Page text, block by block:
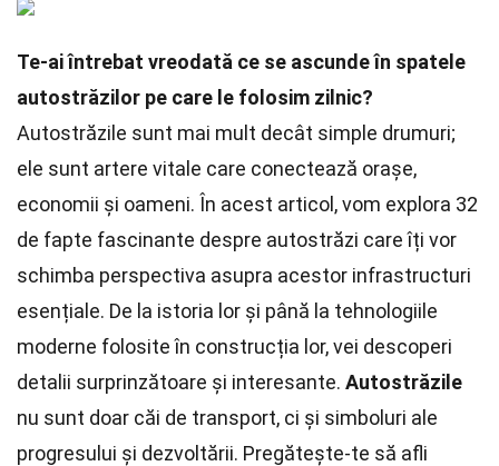
Te-ai întrebat vreodată ce se ascunde în spatele
autostrăzilor pe care le folosim zilnic?
Autostrăzile sunt mai mult decât simple drumuri;
ele sunt artere vitale care conectează orașe,
economii și oameni. În acest articol, vom explora 32
de fapte fascinante despre autostrăzi care îți vor
schimba perspectiva asupra acestor infrastructuri
esențiale. De la istoria lor și până la tehnologiile
moderne folosite în construcția lor, vei descoperi
detalii surprinzătoare și interesante. Autostrăzile
nu sunt doar căi de transport, ci și simboluri ale
progresului și dezvoltării. Pregătește-te să afli